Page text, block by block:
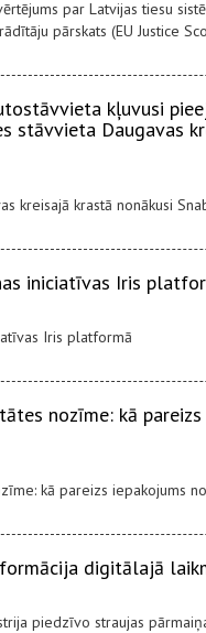
par Latvijas tiesu
pārskats (EU Justice
kļuvusi
stāvvieta Daugavas
kreisajā krastā nonākusi
iniciatīvas Iris
Iris platformā
nozīme: kā
kā pareizs iepakojums
digitālajā
piedzīvo straujas